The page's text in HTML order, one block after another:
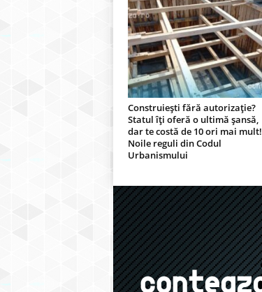
Construiești fără autorizație?
Statul îți oferă o ultimă șansă,
dar te costă de 10 ori mai mult!
Noile reguli din Codul
Urbanismului